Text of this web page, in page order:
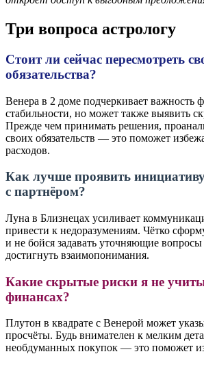
Три вопроса астрологу
Стоит ли сейчас пересмотреть
обязательства?
Венера в 2 доме подчеркивает важность
стабильности, но может также выявить
Прежде чем принимать решения,
своих обязательств — это поможет
расходов.
Как лучше проявить
с партнёром?
Луна в Близнецах усиливает
привести к недоразумениям. Чётко
и не бойся задавать уточняющие
достигнуть взаимопонимания.
Какие скрытые риски я не
финансах?
Плутон в квадрате с Венерой может
просчёты. Будь внимателен к мелким
необдуманных покупок — это поможет